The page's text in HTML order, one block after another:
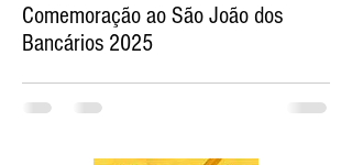
Comemoração ao São João dos
Bancários 2025